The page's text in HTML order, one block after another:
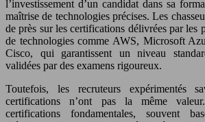
l’investissement d’un candidat dans sa
maîtrise de technologies précises. Les
de près sur les certifications délivrées par les
de technologies comme AWS, Microsoft
Cisco, qui garantissent un niveau
validées par des examens rigoureux.
Toutefois, les recruteurs expérimentés
certifications n’ont pas la même
certifications fondamentales, souvent